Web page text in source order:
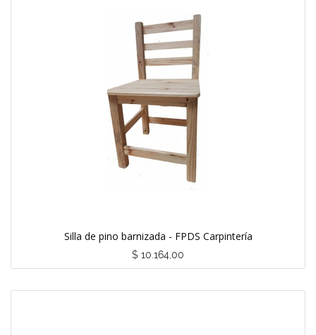
Silla de pino barnizada - FPDS Carpintería
$ 10.164,00